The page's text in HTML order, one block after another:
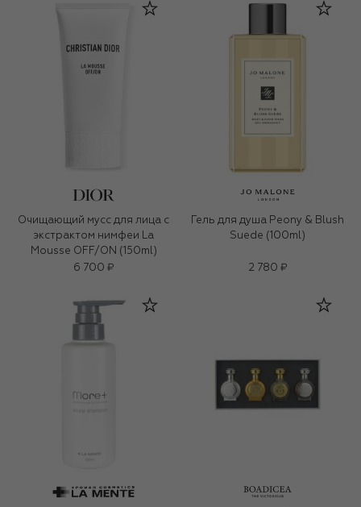
Очищающий мусс для лица с
экстрактом нимфеи La
Mousse OFF/ON (150ml)
6 700 ₽
Гель для душа Peony & Blush
Suede (100ml)
2 780 ₽